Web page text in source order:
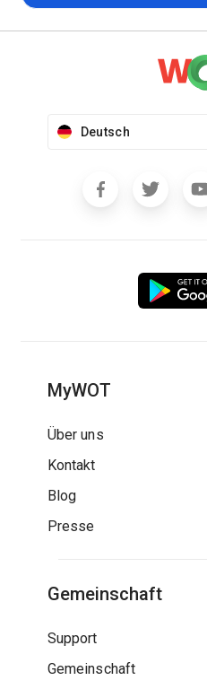
Deutsch
MyWOT
Über uns
Kontakt
Blog
Presse
Gemeinschaft
Support
Gemeinschaft